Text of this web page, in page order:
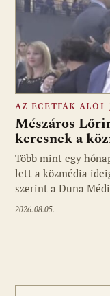
Fotó: media1.hu
AZ ECETFÁK ALÓL
Mészáros
keresnek a
Több mint egy
lett a közmédia
szerint a Duna
2026.08.05.